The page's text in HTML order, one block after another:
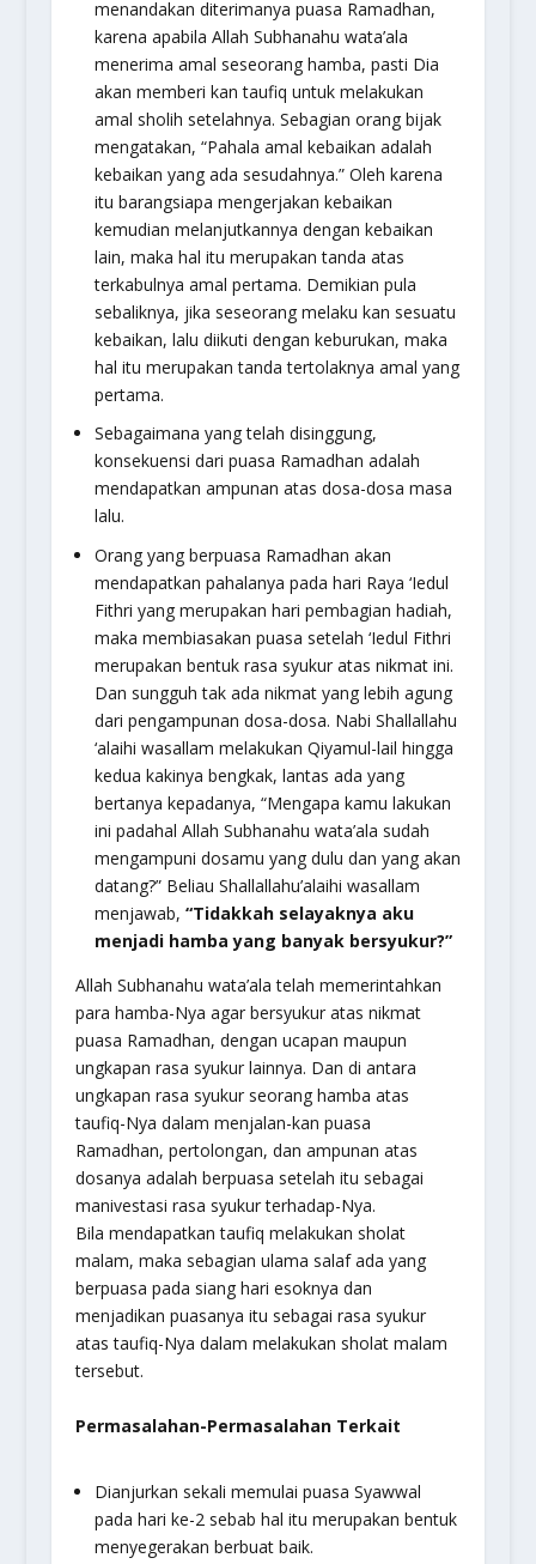
menandakan diterimanya puasa Ramadhan,
karena apabila Allah Subhanahu wata’ala
menerima amal seseorang hamba, pasti Dia
akan memberi kan taufiq untuk melakukan
amal sholih setelahnya. Sebagian orang bijak
mengatakan, “Pahala amal kebaikan adalah
kebaikan yang ada sesudahnya.”Oleh karena
itu barangsiapa mengerjakan kebaikan
kemudian melanjutkannya dengan kebaikan
lain, maka hal itu merupakan tanda atas
terkabulnya amal pertama. Demikian pula
sebaliknya, jika seseorang melaku kan sesuatu
kebaikan, lalu diikuti dengan keburukan, maka
hal itu merupakan tanda tertolaknya amal yang
pertama.
Sebagaimana yang telah disinggung,
konsekuensi dari puasa Ramadhan adalah
mendapatkan ampunan atas dosa-dosa masa
lalu.
Orang yang berpuasa Ramadhan akan
mendapatkan pahalanya pada hari Raya ‘Iedul
Fithri yang merupakan hari pembagian hadiah,
maka membiasakan puasa setelah ‘Iedul Fithri
merupakan bentuk rasa syukur atas nikmat ini.
Dan sungguh tak ada nikmat yang lebih agung
dari pengampunan dosa-dosa. Nabi Shallallahu
‘alaihi wasallam melakukan Qiyamul-lail hingga
kedua kakinya bengkak, lantas ada yang
bertanya kepadanya, “Mengapa kamu lakukan
ini padahal Allah Subhanahu wata’ala sudah
mengampuni dosamu yang dulu dan yang akan
datang?” Beliau Shallallahu’alaihi wasallam
menjawab, “Tidakkah selayaknya aku
menjadi hamba yang banyak bersyukur?”
Allah Subhanahu wata’ala telah memerintahkan
para hamba-Nya agar bersyukur atas nikmat
puasa Ramadhan, dengan ucapan maupun
ungkapan rasa syukur lainnya. Dan di antara
ungkapan rasa syukur seorang hamba atas
taufiq-Nya dalam menjalan-kan puasa
Ramadhan, pertolongan, dan ampunan atas
dosanya adalah berpuasa setelah itu sebagai
manivestasi rasa syukur terhadap-Nya.
Bila mendapatkan taufiq melakukan sholat
malam, maka sebagian ulama salaf ada yang
berpuasa pada siang hari esoknya dan
menjadikan puasanya itu sebagai rasa syukur
atas taufiq-Nya dalam melakukan sholat malam
tersebut.
Permasalahan-Permasalahan Terkait
Dianjurkan sekali memulai puasa Syawwal
pada hari ke-2 sebab hal itu merupakan bentuk
menyegerakan berbuat baik.